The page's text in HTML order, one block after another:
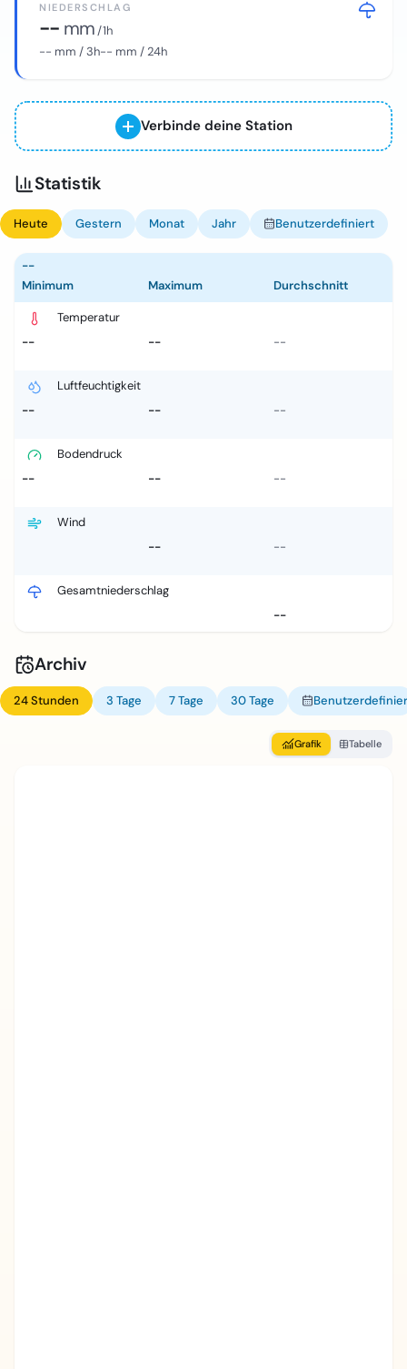
NIEDERSCHLAG
-- mm/ 1h
-- mm / 3h-- mm / 24h
Verbinde deine Station
Statistik
Heute Gestern Monat Jahr Benutzerdefiniert
--
Minimum
Maximum Durchschnitt
Temperatur
--
-- --
Luftfeuchtigkeit
--
-- --
Bodendruck
--
-- --
Wind
--
--
Gesamtniederschlag
--
Archiv
24 Stunden 3 Tage 7 Tage 30 Tage
Grafik Tabelle